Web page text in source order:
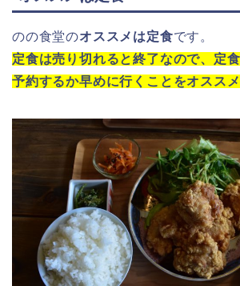
のの食堂のオススメは定食です。
定食は売り切れると終了なので、定
予約するか早めに行くことをオススメ